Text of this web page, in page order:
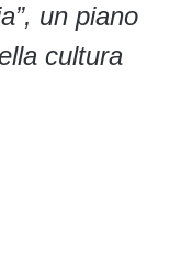
un piano
cultura